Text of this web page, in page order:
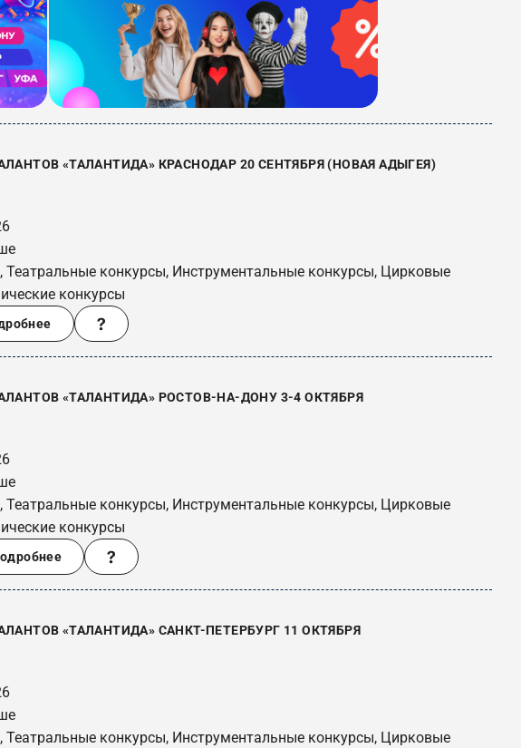
«ТАЛАНТИДА» КРАСНОДАР 20 СЕНТЯБРЯ (НОВАЯ АДЫГЕЯ)
Театральные конкурсы, Инструментальные конкурсы, Цирковые
конкурсы
«ТАЛАНТИДА» РОСТОВ-НА-ДОНУ 3-4 ОКТЯБРЯ
Театральные конкурсы, Инструментальные конкурсы, Цирковые
конкурсы
«ТАЛАНТИДА» САНКТ-ПЕТЕРБУРГ 11 ОКТЯБРЯ
Театральные конкурсы, Инструментальные конкурсы, Цирковые